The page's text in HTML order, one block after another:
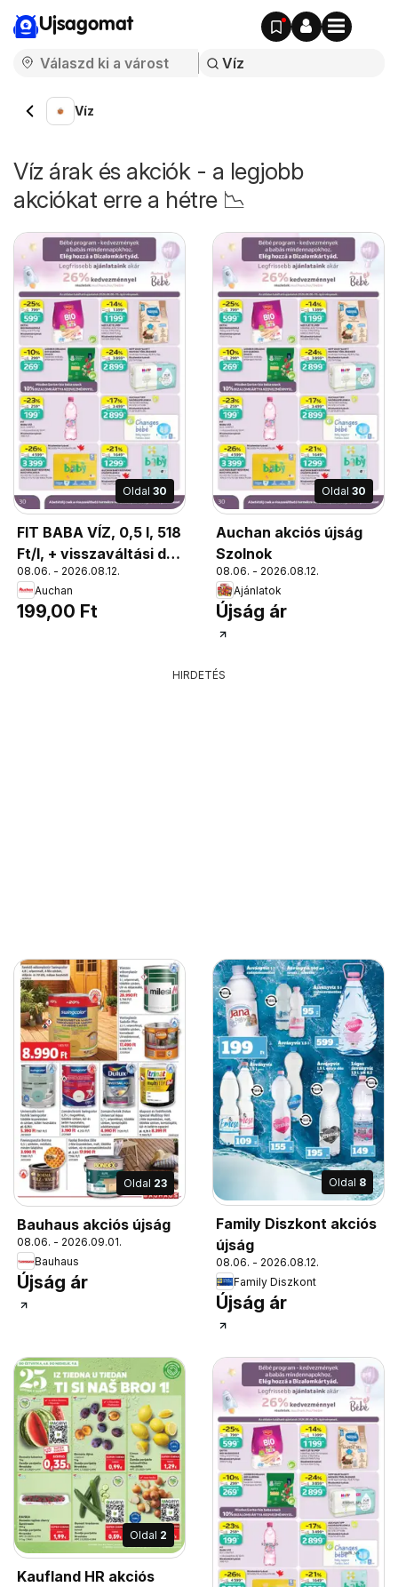
Ujsagomat
Víz
Víz árak és akciók - a legjobb
akciókat erre a hétre 📉
Oldal 30
FIT BABA VÍZ, 0,5 l, 518
Ft/l, + visszaváltási díj
50 Ft
08.06. - 2026.08.12.
Auchan
199,00 Ft
Oldal 30
Auchan akciós újság
Szolnok
08.06. - 2026.08.12.
Ajánlatok
Újság ár
HIRDETÉS
Oldal 23
Bauhaus akciós újság
08.06. - 2026.09.01.
Bauhaus
Újság ár
Oldal 8
Family Diszkont akciós
újság
08.06. - 2026.08.12.
Family Diszkont
Újság ár
Oldal 2
Kaufland HR akciós